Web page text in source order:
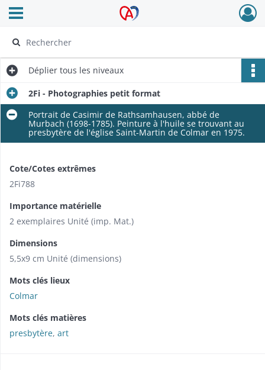
Archives Alsace - Colmar
Ouvrir le menu déroulant
Déplier tous les niveaux
2Fi - Photographies petit format
Portrait de Casimir de Rathsamhausen, abbé de
Murbach (1698-1785). Peinture à l'huile se trouvant au
presbytère de l'église Saint-Martin de Colmar en 1975.
Cote/Cotes extrêmes
2Fi788
Importance matérielle
2 exemplaires Unité (imp. Mat.)
Dimensions
5,5x9 cm Unité (dimensions)
Mots clés lieux
Colmar
Mots clés matières
presbytère, art